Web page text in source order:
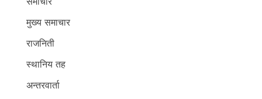
मुख्य समाचार
राजनिती
स्थानिय तह
अन्तरवार्ता